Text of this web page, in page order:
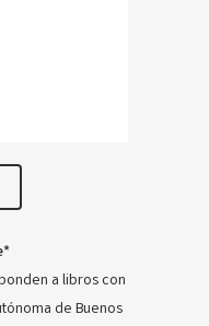
a libros con
de Buenos